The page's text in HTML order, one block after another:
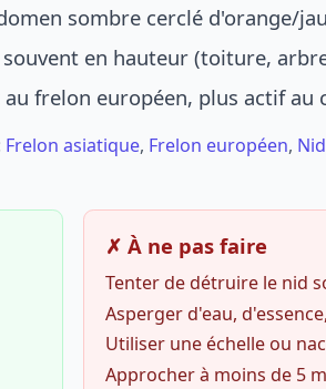
sombre cerclé d'orange/
en hauteur (toiture,
frelon européen, plus actif au
Frelon asiatique, Frelon européen,
✗ À ne pas faire
Tenter de détruire le nid
Asperger d'eau,
Utiliser une échelle ou
Approcher à moins de 5 m